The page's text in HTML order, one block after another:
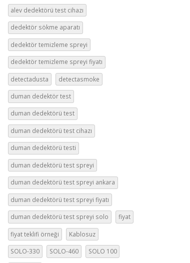
alev dedektörü test cihazı
dedektör sökme aparatı
dedektör temizleme spreyi
dedektör temizleme spreyi fiyatı
detectadusta detectasmoke
duman dedektör test
duman dedektörü test
duman dedektörü test cihazı
duman dedektörü testi
duman dedektörü test spreyi
duman dedektörü test spreyi ankara
duman dedektörü test spreyi fiyatı
duman dedektörü test spreyi solo fiyat
fiyat teklifi örneği Kablosuz
SOLO-330 SOLO-460 SOLO 100